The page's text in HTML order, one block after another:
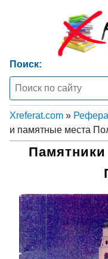
Поиск:
Xreferat.com »
и памятные места